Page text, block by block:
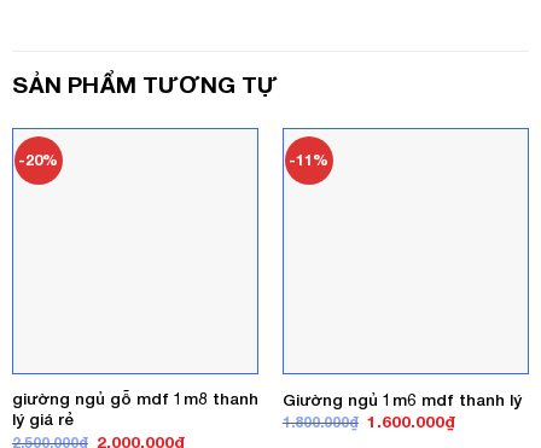
SẢN PHẨM TƯƠNG TỰ
-20%
giường ngủ gỗ mdf 1m8 thanh
lý giá rẻ
2.500.000₫ Giá
2.000.000₫Giá
-11%
Giường ngủ 1m6 mdf thanh lý
1.800.000₫ Giá
1.600.000₫Giá